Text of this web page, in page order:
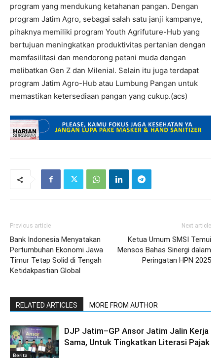
program yang mendukung ketahanan pangan. Dengan
program Jatim Agro, sebagai salah satu janji kampanye,
pihaknya memiliki program Youth Agrifuture-Hub yang
bertujuan meningkatkan produktivitas pertanian dengan
memfasilitasi dan mendorong petani muda dengan
melibatkan Gen Z dan Milenial. Selain itu juga terdapat
program Jatim Agro-Hub atau Lumbung Pangan untuk
memastikan ketersediaan pangan yang cukup.(acs)
Previous article
Bank Indonesia Menyatakan
Pertumbuhan Ekonomi Jawa
Timur Tetap Solid di Tengah
Ketidakpastian Global
Next article
Ketua Umum SMSI Temui
Mensos Bahas Sinergi dalam
Peringatan HPN 2025
RELATED ARTICLES MORE FROM AUTHOR
Berita
DJP Jatim–GP Ansor Jatim Jalin Kerja
Sama, Untuk Tingkatkan Literasi Pajak